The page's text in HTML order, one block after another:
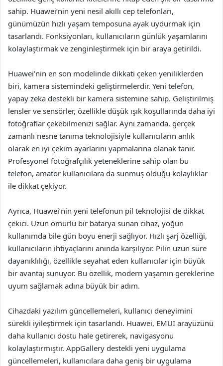
sahip. Huawei’nin yeni nesil akıllı cep telefonları,
günümüzün hızlı yaşam temposuna ayak uydurmak için
tasarlandı. Fonksiyonları, kullanıcıların günlük yaşamlarını
kolaylaştırmak ve zenginleştirmek için bir araya getirildi.
Huawei’nin en son modelinde dikkati çeken yeniliklerden
biri, kamera sistemindeki geliştirmelerdir. Yeni telefon,
yapay zeka destekli bir kamera sistemine sahip. Geliştirilmiş
lensler ve sensörler, özellikle düşük ışık koşullarında daha iyi
fotoğraflar çekebilmenizi sağlar. Aynı zamanda, gerçek
zamanlı nesne tanıma teknolojisiyle kullanıcıların anlık
olarak en iyi çekim ayarlarını yapmalarına olanak tanır.
Profesyonel fotoğrafçılık yeteneklerine sahip olan bu
telefon, amatör kullanıcılara da sunmuş olduğu kolaylıklar
ile dikkat çekiyor.
Ayrıca, Huawei’nin yeni telefonun pil teknolojisi de dikkat
çekici. Uzun ömürlü bir batarya sunan cihaz, yoğun
kullanımda bile gün boyu enerji sağlıyor. Hızlı şarj özelliği,
kullanıcıların ihtiyaçlarını anında karşılıyor. Pilin uzun süre
dayanıklılığı, özellikle seyahat eden kullanıcılar için büyük
bir avantaj sunuyor. Bu özellik, modern yaşamın gereklerine
uyum sağlamak adına büyük bir adım.
Cihazdaki yazılım güncellemeleri, kullanıcı deneyimini
sürekli iyileştirmek için tasarlandı. Huawei, EMUI arayüzünü
daha kullanıcı dostu hale getirerek, navigasyonu
kolaylaştırmıştır. AppGallery destekli yeni uygulama
güncellemeleri, kullanıcılara daha geniş bir uygulama